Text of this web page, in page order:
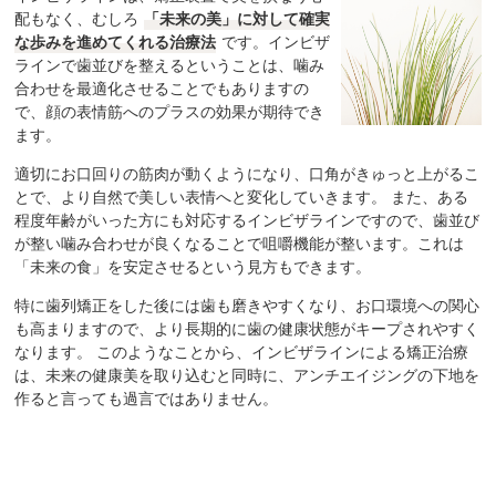
配もなく、むしろ
「未来の美」に対して確実
な歩みを進めてくれる治療法 です。インビザ
ラインで歯並びを整えるということは、噛み
合わせを最適化させることでもありますの
で、顔の表情筋へのプラスの効果が期待でき
ます。
適切にお口回りの筋肉が動くようになり、口角がきゅっと上がるこ
とで、より自然で美しい表情へと変化していきます。 また、ある
程度年齢がいった方にも対応するインビザラインですので、歯並び
が整い噛み合わせが良くなることで咀嚼機能が整います。これは
「未来の食」を安定させるという見方もできます。
特に歯列矯正をした後には歯も磨きやすくなり、お口環境への関心
も高まりますので、より長期的に歯の健康状態がキープされやすく
なります。 このようなことから、インビザラインによる矯正治療
は、未来の健康美を取り込むと同時に、アンチエイジングの下地を
作ると言っても過言ではありません。